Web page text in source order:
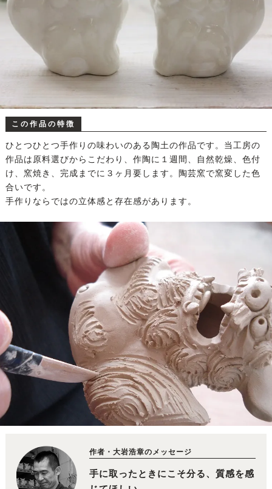
この作品の特徴
ひとつひとつ手作りの味わいのある陶土の作品です。当工房の
作品は原料選びからこだわり、作陶に１週間、自然乾燥、色付
け、窯焼き、完成までに３ヶ月要します。陶芸窯で窯変した色
合いです。
手作りならではの立体感と存在感があります。
作者・大岩浩章のメッセージ
手に取ったときにこそ分る、質感を感